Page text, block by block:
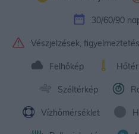
30/60/90
Vészjelzések,
Felhőkép
Széltérkép
Vízhőmérséklet